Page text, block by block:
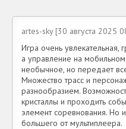
artes-sky [30 августа 2025
Игра очень увлекательная,
а управление на мобильном
необычное, но передает
Множество трасс и
разнообразием.
кристаллы и проходить
элемент соревнования. Но
большего от мультиплеера.